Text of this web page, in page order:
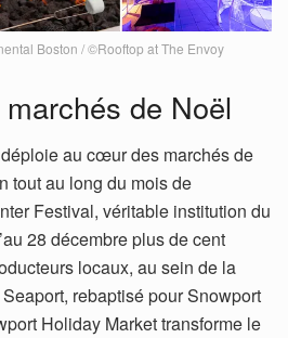
Boston / ©Rooftop at The Envoy
de Noël
au cœur des marchés de
tout au long du mois de
Festival, véritable institution du
28 décembre plus de cent
locaux, au sein de la
rebaptisé pour Snowport
Holiday Market transforme le